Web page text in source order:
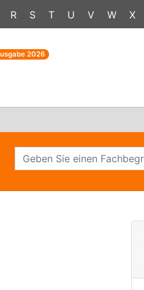
R S T U V W X
2026